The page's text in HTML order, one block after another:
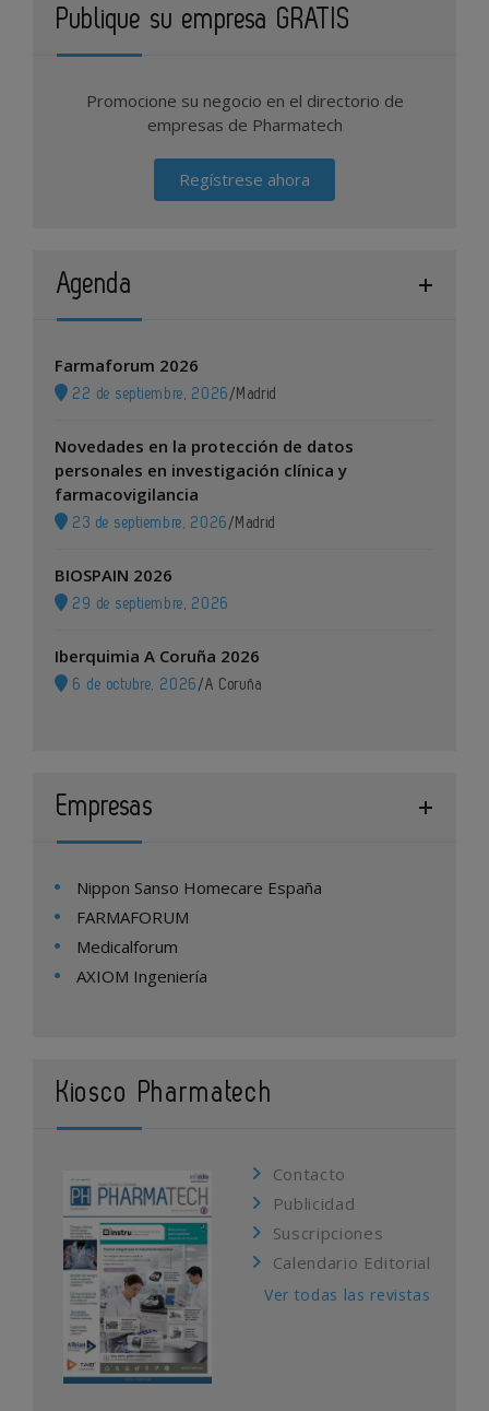
Publique su empresa GRATIS
Promocione su negocio en el directorio de
empresas de Pharmatech
Regístrese ahora
Agenda
Farmaforum 2026
22 de septiembre, 2026 / Madrid
Novedades en la protección de datos
personales en investigación clínica y
farmacovigilancia
23 de septiembre, 2026 / Madrid
BIOSPAIN 2026
29 de septiembre, 2026
Iberquimia A Coruña 2026
6 de octubre, 2026 /A Coruña
Empresas
Nippon Sanso Homecare España
FARMAFORUM
Medicalforum
AXIOM Ingeniería
Kiosco Pharmatech
Contacto
Publicidad
Suscripciones
Calendario Editorial
Ver todas las revistas